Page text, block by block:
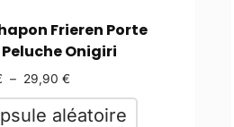
Frieren Porte
Peluche Onigiri
– 29,90 €
aléatoire